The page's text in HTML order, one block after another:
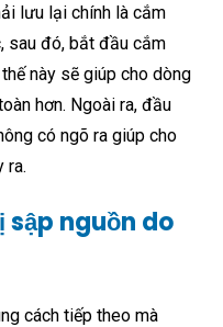
lưu lại chính là cắm
sau đó, bắt đầu cắm
này sẽ giúp cho dòng
hơn. Ngoài ra, đầu
có ngõ ra giúp cho
ra.
sập nguồn do
cách tiếp theo mà